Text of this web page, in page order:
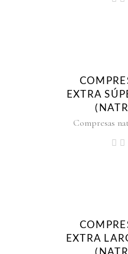
EXTRA
Compresas
EXTRA